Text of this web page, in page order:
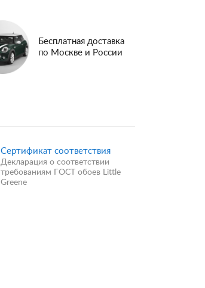
Бесплатная доставка
по Москве и России
Сертификат соответствия
Декларация о соответствии
требованиям ГОСТ обоев Little
Greene